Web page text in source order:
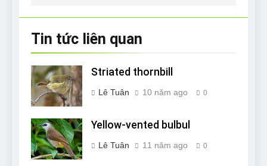
Tin tức liên quan
Striated thornbill
Lê Tuân 10 năm ago 0
Yellow-vented bulbul
Lê Tuân 11 năm ago 0